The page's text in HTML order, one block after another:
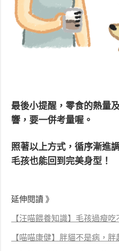
最後小提醒，零食的熱量
響，要一併考量喔。
照著以上方式，循序漸進
毛孩也能回到完美身型！
延伸閱讀 》
【汪喵餵養知識】毛孩過瘦
【喵喵康健】胖貓不是病，